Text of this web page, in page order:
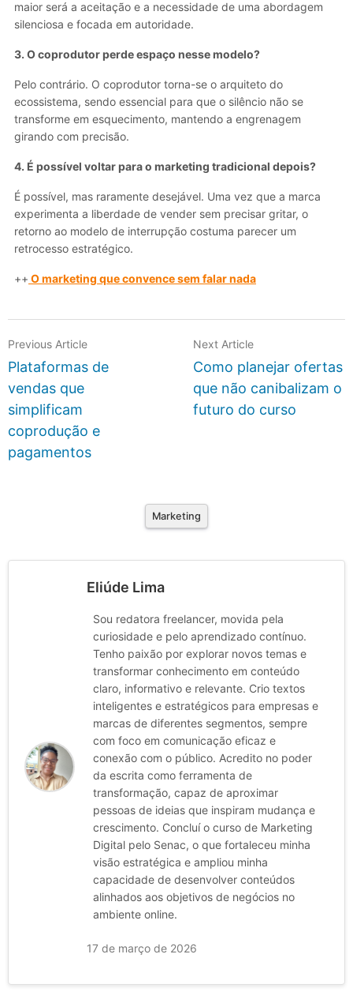
maior será a aceitação e a necessidade de uma abordagem
silenciosa e focada em autoridade.
3. O coprodutor perde espaço nesse modelo?
Pelo contrário. O coprodutor torna-se o arquiteto do
ecossistema, sendo essencial para que o silêncio não se
transforme em esquecimento, mantendo a engrenagem
girando com precisão.
4. É possível voltar para o marketing tradicional depois?
É possível, mas raramente desejável. Uma vez que a marca
experimenta a liberdade de vender sem precisar gritar, o
retorno ao modelo de interrupção costuma parecer um
retrocesso estratégico.
++ O marketing que convence sem falar nada
Previous Article
Plataformas de
vendas que
simplificam
coprodução e
pagamentos
Next Article
Como planejar ofertas
que não canibalizam o
futuro do curso
Marketing
Eliúde Lima
Sou redatora freelancer, movida pela
curiosidade e pelo aprendizado contínuo.
Tenho paixão por explorar novos temas e
transformar conhecimento em conteúdo
claro, informativo e relevante. Crio textos
inteligentes e estratégicos para empresas e
marcas de diferentes segmentos, sempre
com foco em comunicação eficaz e
conexão com o público. Acredito no poder
da escrita como ferramenta de
transformação, capaz de aproximar
pessoas de ideias que inspiram mudança e
crescimento. Concluí o curso de Marketing
Digital pelo Senac, o que fortaleceu minha
visão estratégica e ampliou minha
capacidade de desenvolver conteúdos
alinhados aos objetivos de negócios no
ambiente online.
17 de março de 2026